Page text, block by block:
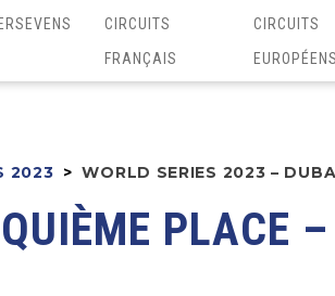
CIRCUITS
FRANÇAIS
CIRCUITS
EUROPÉENS
2023 > WORLD SERIES 2023 –
PLACE